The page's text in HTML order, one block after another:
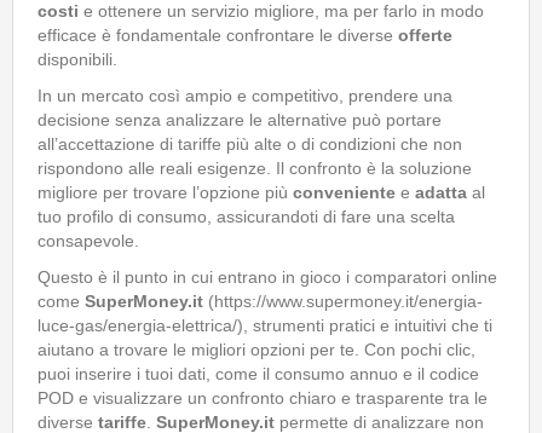
costi e ottenere un servizio migliore, ma per farlo in modo
efficace è fondamentale confrontare le diverse offerte
disponibili.
In un mercato così ampio e competitivo, prendere una
decisione senza analizzare le alternative può portare
all’accettazione di tariffe più alte o di condizioni che non
rispondono alle reali esigenze. Il confronto è la soluzione
migliore per trovare l’opzione più conveniente e adatta al
tuo profilo di consumo, assicurandoti di fare una scelta
consapevole.
Questo è il punto in cui entrano in gioco i comparatori online
come SuperMoney.it (https://www.supermoney.it/energia-
luce-gas/energia-elettrica/), strumenti pratici e intuitivi che ti
aiutano a trovare le migliori opzioni per te. Con pochi clic,
puoi inserire i tuoi dati, come il consumo annuo e il codice
POD e visualizzare un confronto chiaro e trasparente tra le
diverse tariffe SuperMoney.it permette di analizzare non